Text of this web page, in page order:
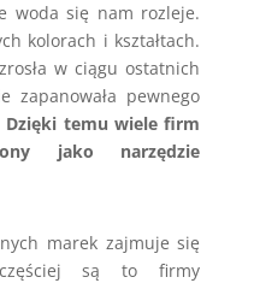
woda się nam rozleje.
kolorach i kształtach.
w ciągu ostatnich
zapanowała pewnego
Dzięki temu wiele firm
jako narzędzie
marek zajmuje się
są to firmy